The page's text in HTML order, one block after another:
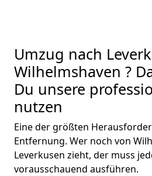
Umzug nach
Wilhelmshaven ?
Du unsere
nutzen
Eine der größten
Entfernung. Wer noch von
Leverkusen zieht, der muss
vorausschauend ausführen.